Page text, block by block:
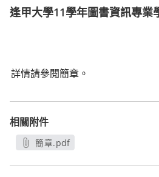
逢甲大學11學年圖書資訊專業
詳情請參閱簡章。
相關附件
簡章.pdf